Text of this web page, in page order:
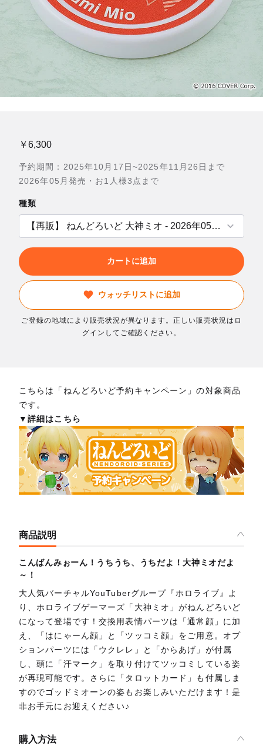
￥6,300
予約期間：2025年10月17日~2025年11月26日まで
2026年05月発売・お1人様3点まで
種類
カートに追加
ウォッチリストに追加
ご登録の地域により販売状況が異なります。正しい販売状況はロ
グインしてご確認ください。
こちらは「ねんどろいど予約キャンペーン」の対象商品
です。
▼詳細はこちら
商品説明
こんばんみぉーん！うちうち、うちだよ！大神ミオだよ
～！
大人気バーチャルYouTuberグループ『ホロライブ』よ
り、ホロライブゲーマーズ「大神ミオ」がねんどろいど
になって登場です！交換用表情パーツは「通常顔」に加
え、「はにゃーん顔」と「ツッコミ顔」をご用意。オプ
ションパーツには「ウクレレ」と「からあげ」が付属
し、頭に「汗マーク」を取り付けてツッコミしている姿
が再現可能です。さらに「タロットカード」も付属しま
すのでゴッドミオーンの姿もお楽しみいただけます！是
非お手元にお迎えください♪
購入方法